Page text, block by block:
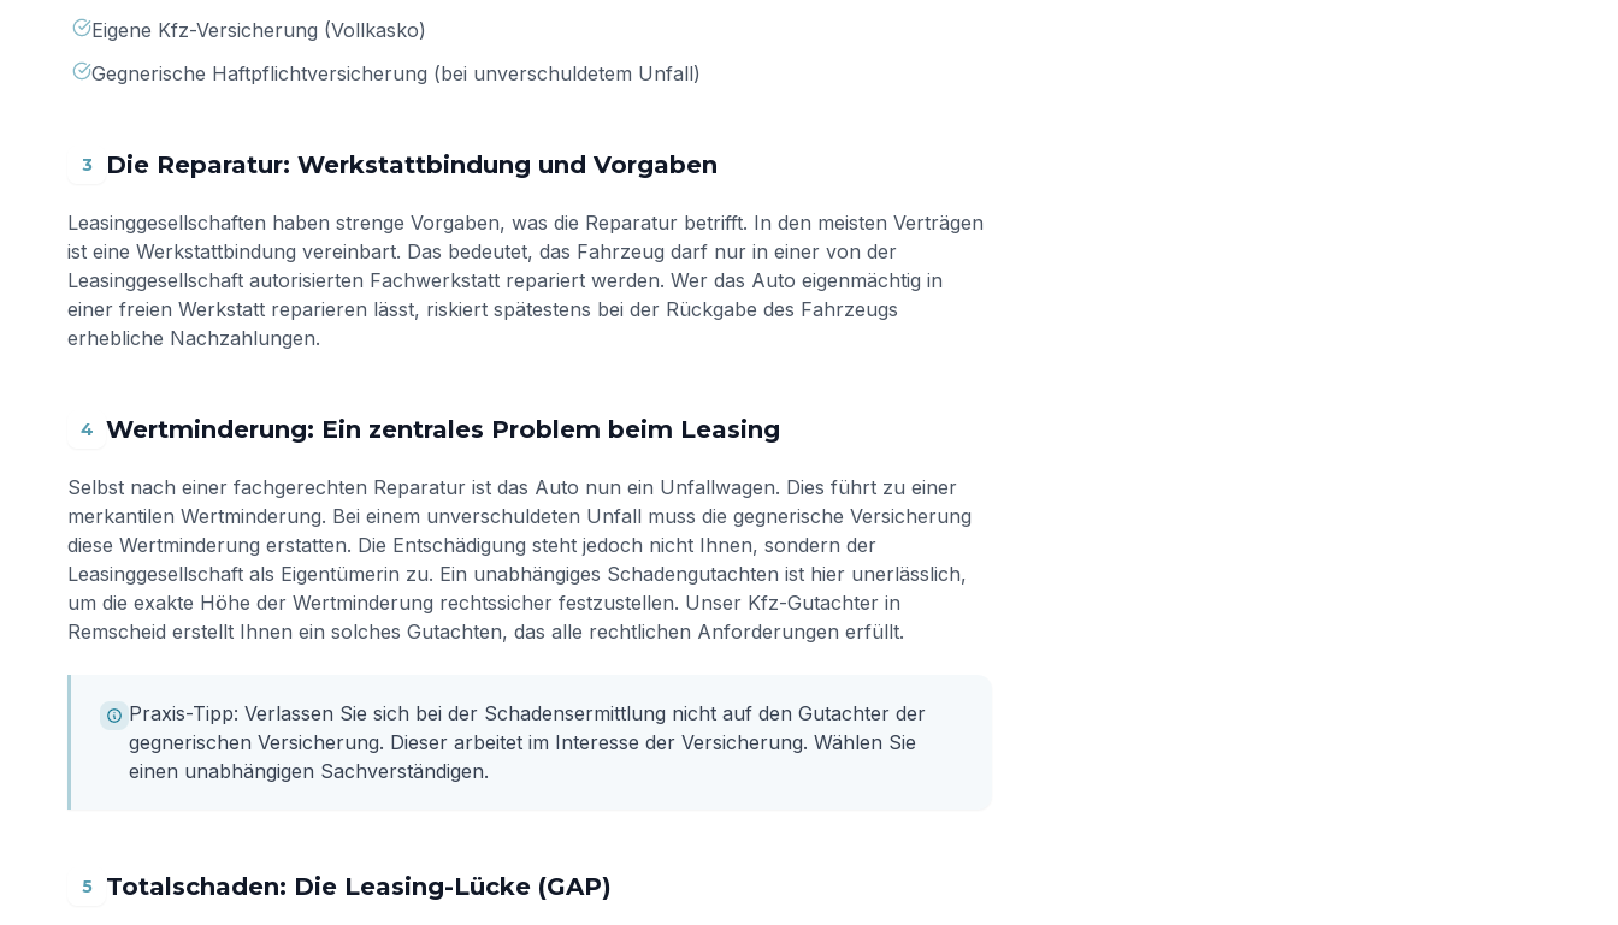
Eigene Kfz-Versicherung (Vollkasko)
Gegnerische Haftpflichtversicherung (bei unverschuldetem Unfall)
3 Die Reparatur: Werkstattbindung und Vorgaben
Leasinggesellschaften haben strenge Vorgaben, was die Reparatur betrifft. In den meisten Verträgen
ist eine Werkstattbindung vereinbart. Das bedeutet, das Fahrzeug darf nur in einer von der
Leasinggesellschaft autorisierten Fachwerkstatt repariert werden. Wer das Auto eigenmächtig in
einer freien Werkstatt reparieren lässt, riskiert spätestens bei der Rückgabe des Fahrzeugs
erhebliche Nachzahlungen.
4 Wertminderung: Ein zentrales Problem beim Leasing
Selbst nach einer fachgerechten Reparatur ist das Auto nun ein Unfallwagen. Dies führt zu einer
merkantilen Wertminderung. Bei einem unverschuldeten Unfall muss die gegnerische Versicherung
diese Wertminderung erstatten. Die Entschädigung steht jedoch nicht Ihnen, sondern der
Leasinggesellschaft als Eigentümerin zu. Ein unabhängiges Schadengutachten ist hier unerlässlich,
um die exakte Höhe der Wertminderung rechtssicher festzustellen. Unser Kfz-Gutachter in
Remscheid erstellt Ihnen ein solches Gutachten, das alle rechtlichen Anforderungen erfüllt.
Praxis-Tipp: Verlassen Sie sich bei der Schadensermittlung nicht auf den Gutachter der
gegnerischen Versicherung. Dieser arbeitet im Interesse der Versicherung. Wählen Sie
einen unabhängigen Sachverständigen.
5 Totalschaden: Die Leasing-Lücke (GAP)